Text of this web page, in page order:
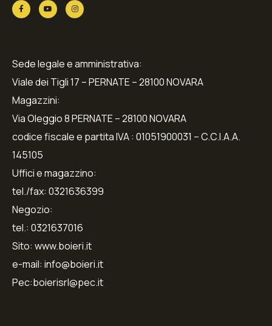
Sede legale e amministrativa:
Viale dei Tigli 17 – PERNATE – 28100 NOVARA
Magazzini:
Via Oleggio 8 PERNATE – 28100 NOVARA
codice fiscale e partita IVA : 01051900031 – C.C.I.A.A.
145105
Uffici e magazzino:
tel./fax: 0321636399
Negozio:
tel.: 0321637016
Sito: www.boieri.it
e-mail: info@boieri.it
Pec:boierisrl@pec.it